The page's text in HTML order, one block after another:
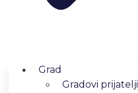
Grad
Gradovi prijatelji